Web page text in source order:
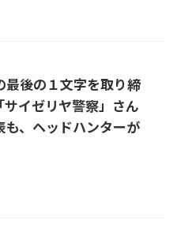
最後の１文字を取り締
サイゼリヤ警察」さん
も、ヘッドハンターが